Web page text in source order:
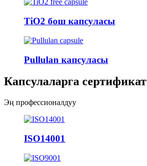
TiO2 бош капсуласы
Pullulan капсуласы
Капсулаларга сертификат
Эң профессионалдуу
ISO14001